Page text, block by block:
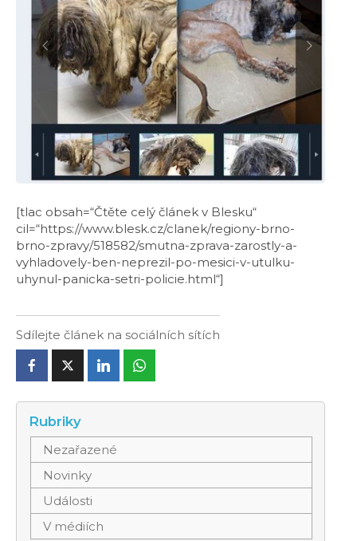
[tlac obsah=“Čtěte celý článek v Blesku“
cil=“https://www.blesk.cz/clanek/regiony-brno-
brno-zpravy/518582/smutna-zprava-zarostly-a-
vyhladovely-ben-neprezil-po-mesici-v-utulku-
uhynul-panicka-setri-policie.html“]
Sdílejte článek na sociálních sítích
Rubriky
Nezařazené
Novinky
Události
V médiích